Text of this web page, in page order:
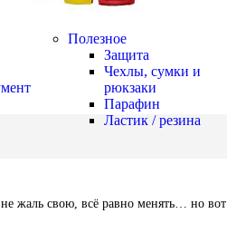
Полезное
Защита
Чехлы, сумки и
рюкзаки
Парафин
Ластик / резина
жаль свою, всё равно менять… но